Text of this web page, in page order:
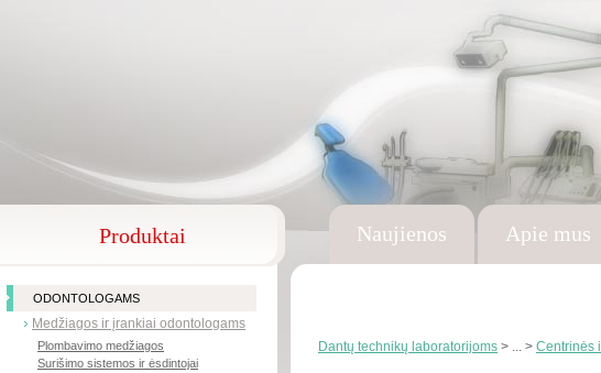
Produktai
ODONTOLOGAMS
Medžiagos ir įrankiai odontologams
Plombavimo medžiagos
Surišimo sistemos ir ėsdintojai
Naujienos Apie mus
Dantų technikų laboratorijoms > ... > Centrinės